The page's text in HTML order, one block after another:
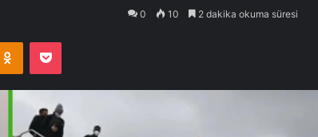
0 10 2 dakika okuma süresi
Odnoklassniki
Pocket